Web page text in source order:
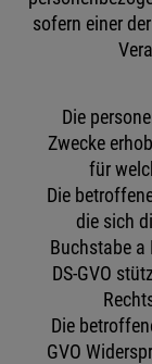
sofern einer
Die
Zwecke
für
Die
die sich
Buchstabe a
DS-GVO
Die
GVO